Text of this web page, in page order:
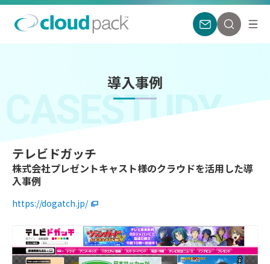
導入事例
CASESTUDY
テレビドガッチ
株式会社プレゼントキャスト様のクラウドを活用した導
入事例
https://dogatch.jp/